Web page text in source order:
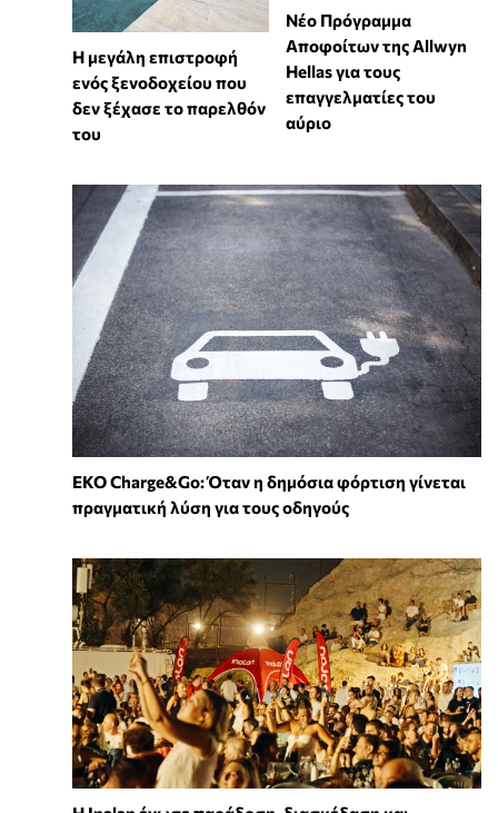
Η μεγάλη επιστροφή
ενός ξενοδοχείου που
δεν ξέχασε το παρελθόν
του
Νέο Πρόγραμμα
Αποφοίτων της Allwyn
Hellas για τους
επαγγελματίες του
αύριο
EKO Charge&Go: Όταν η δημόσια φόρτιση γίνεται
πραγματική λύση για τους οδηγούς